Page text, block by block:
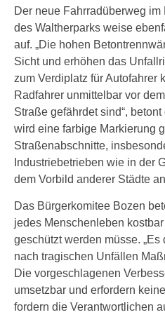
Der neue Fahrradüberweg
des Waltherparks weise
auf. „Die hohen
Sicht und erhöhen das
zum Verdiplatz für Autofahrer
Radfahrer unmittelbar vor
Straße gefährdet sind“,
wird eine farbige Markierung
Straßenabschnitte,
Industriebetrieben wie in der
dem Vorbild anderer Städte
Das Bürgerkomitee Bozen
jedes Menschenleben
geschützt werden müsse.
nach tragischen Unfällen
Die vorgeschlagenen
umsetzbar und erfordern
fordern die Verantwortlichen